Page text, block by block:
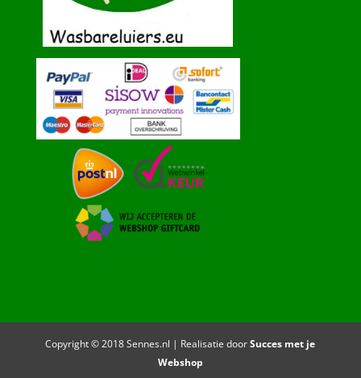
Copyright © 2018 Sennes.nl | Realisatie doorSucces met je
Webshop